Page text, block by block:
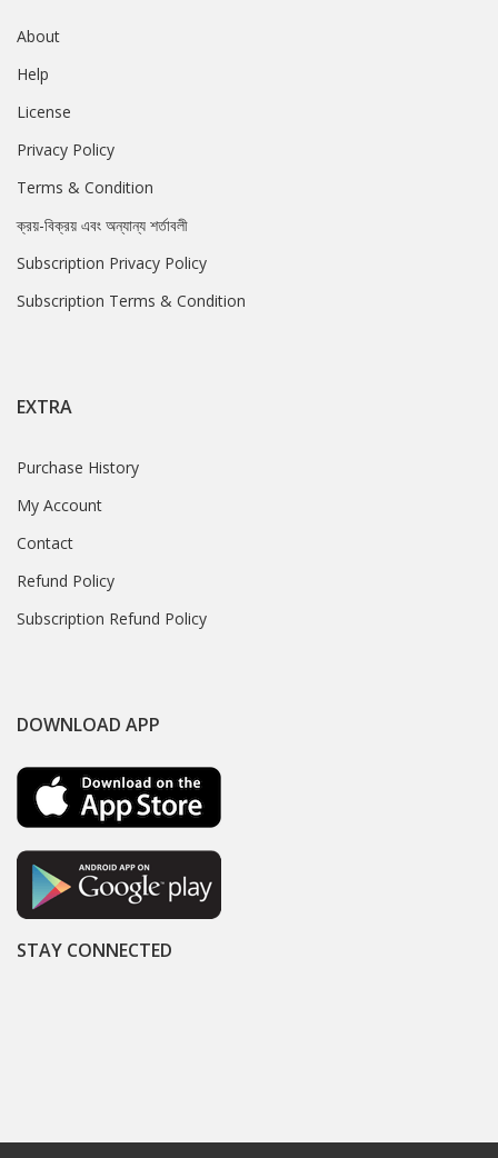
About
Help
License
Privacy Policy
Terms & Condition
ক্রয়-বিক্রয় এবং অন্যান্য শর্তাবলী
Subscription Privacy Policy
Subscription Terms & Condition
EXTRA
Purchase History
My Account
Contact
Refund Policy
Subscription Refund Policy
DOWNLOAD APP
STAY CONNECTED